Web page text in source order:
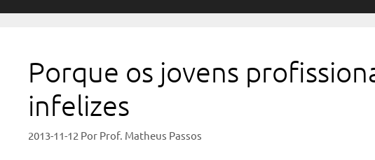
Porque os jovens
infelizes
2013-11-12 Por Prof. Matheus Passos